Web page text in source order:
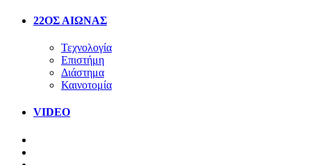
22ΟΣ ΑΙΩΝΑΣ
Τεχνολογία
Επιστήμη
Διάστημα
Καινοτομία
VIDEO